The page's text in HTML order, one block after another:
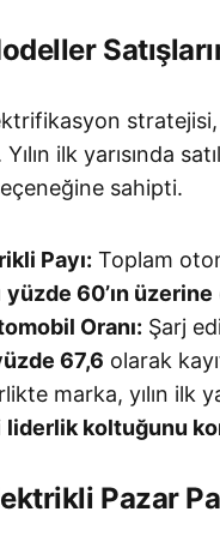
Yılın ilk yarısında
sahipti.
Payı: Toplam
yüzde 60’ın üzerine
Oranı: Şarj
67,6 olarak
marka, yılın ilk
liderlik koltuğunu
Pazar